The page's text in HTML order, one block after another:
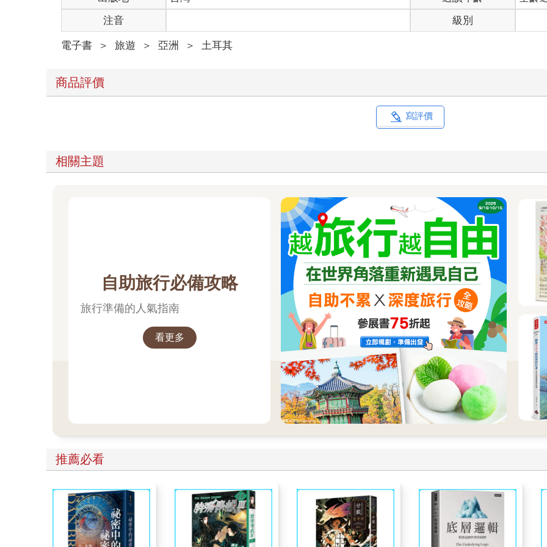
注音
級別
電子書 ＞ 旅遊 ＞ 亞洲 ＞ 土耳其
商品評價
寫評價
相關主題
自助旅行必備攻略
旅行準備的人氣指南
看更多
推薦必看